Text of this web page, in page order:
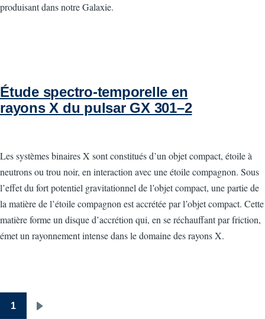
produisant dans notre Galaxie.
Étude spectro-temporelle en
rayons X du pulsar GX 301–2
Les systèmes binaires X sont constitués d’un objet compact, étoile à
neutrons ou trou noir, en interaction avec une étoile compagnon. Sous
l’effet du fort potentiel gravitationnel de l’objet compact, une partie de
la matière de l’étoile compagnon est accrétée par l’objet compact. Cette
matière forme un disque d’accrétion qui, en se réchauffant par friction,
émet un rayonnement intense dans le domaine des rayons X.
Pagination
1